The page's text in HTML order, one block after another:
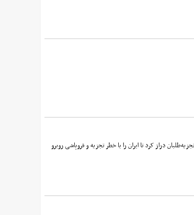
دراز کرد تا ایران را با خطر تجزیه و فروپاشی روبرو